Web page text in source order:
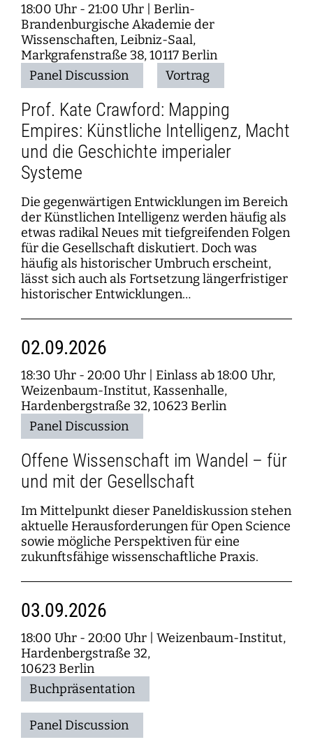
18:00 Uhr - 21:00 Uhr | Berlin-
Brandenburgische Akademie der
Wissenschaften, Leibniz-Saal,
Markgrafenstraße 38, 10117 Berlin
Panel Discussion
Vortrag
Prof. Kate Crawford: Mapping
Empires: Künstliche Intelligenz, Macht
und die Geschichte imperialer
Systeme
Die gegenwärtigen Entwicklungen im Bereich
der Künstlichen Intelligenz werden häufig als
etwas radikal Neues mit tiefgreifenden Folgen
für die Gesellschaft diskutiert. Doch was
häufig als historischer Umbruch erscheint,
lässt sich auch als Fortsetzung längerfristiger
historischer Entwicklungen…
02.09.2026
18:30 Uhr - 20:00 Uhr | Einlass ab 18:00 Uhr,
Weizenbaum-Institut, Kassenhalle,
Hardenbergstraße 32, 10623 Berlin
Panel Discussion
Offene Wissenschaft im Wandel – für
und mit der Gesellschaft
Im Mittelpunkt dieser Paneldiskussion stehen
aktuelle Herausforderungen für Open Science
sowie mögliche Perspektiven für eine
zukunftsfähige wissenschaftliche Praxis.
03.09.2026
18:00 Uhr - 20:00 Uhr | Weizenbaum-Institut,
Hardenbergstraße 32,
10623 Berlin
Buchpräsentation
Panel Discussion